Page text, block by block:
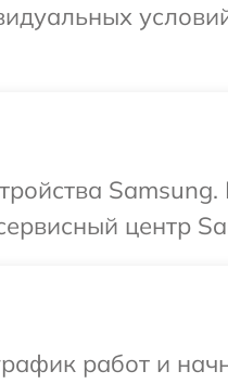
Samsung.
центр
работ и